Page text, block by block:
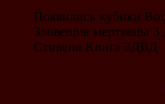
Появились кубики
Зловещие мертвецы
Стивена Кинга 3ДВД